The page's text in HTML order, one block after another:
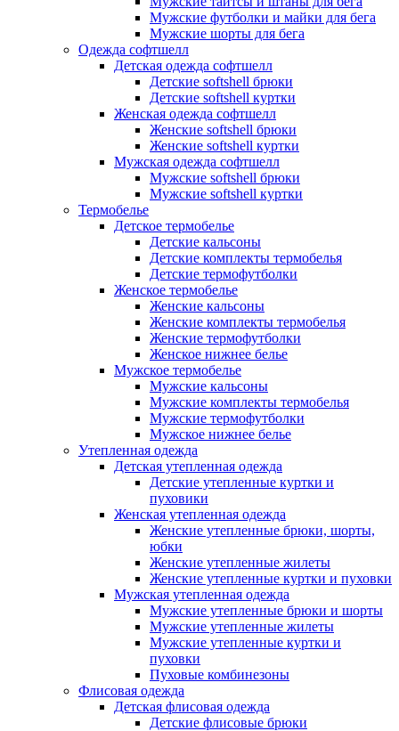
Мужские футболки и майки для бега
Мужские шорты для бега
Одежда софтшелл
Детская одежда софтшелл
Детские softshell брюки
Детские softshell куртки
Женская одежда софтшелл
Женские softshell брюки
Женские softshell куртки
Мужская одежда софтшелл
Мужские softshell брюки
Мужские softshell куртки
Термобелье
Детское термобелье
Детские кальсоны
Детские комплекты термобелья
Детские термофутболки
Женское термобелье
Женские кальсоны
Женские комплекты термобелья
Женские термофутболки
Женское нижнее белье
Мужское термобелье
Мужские кальсоны
Мужские комплекты термобелья
Мужские термофутболки
Мужское нижнее белье
Утепленная одежда
Детская утепленная одежда
Детские утепленные куртки и
пуховики
Женская утепленная одежда
Женские утепленные брюки, шорты,
юбки
Женские утепленные жилеты
Женские утепленные куртки и пуховки
Мужская утепленная одежда
Мужские утепленные брюки и шорты
Мужские утепленные жилеты
Мужские утепленные куртки и
пуховки
Пуховые комбинезоны
Флисовая одежда
Детская флисовая одежда
Детские флисовые брюки